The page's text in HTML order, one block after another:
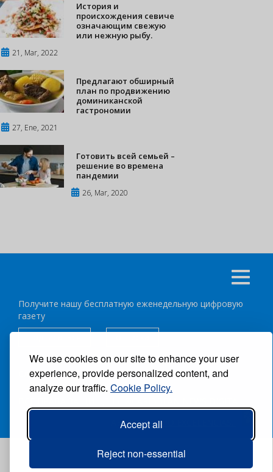
We use cookies on our site to enhance your user
experience, provide personalized content, and
analyze our traffic. Cookie Policy.
Accept all
Reject non-essential
История и
происхождения севиче
означающим свежую
или нежную рыбу.
21, Mar, 2022
Предлагают обширный
план по продвижению
доминиканской
гастрономии
27, Ene, 2021
Готовить всей семьей –
решение во времена
пандемии
26, Mar, 2020
Получите нашу бесплатную еженедельную цифровую
газету
Следуйте за нами:
АВТОР:GRUPO EXCELENCIAS.